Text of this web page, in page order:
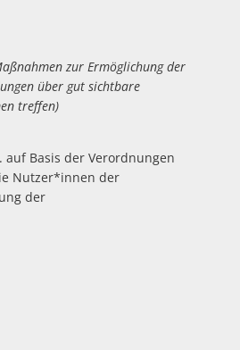
zur Ermöglichung der
über gut sichtbare
treffen)
Basis der Verordnungen
Nutzer*innen der
der